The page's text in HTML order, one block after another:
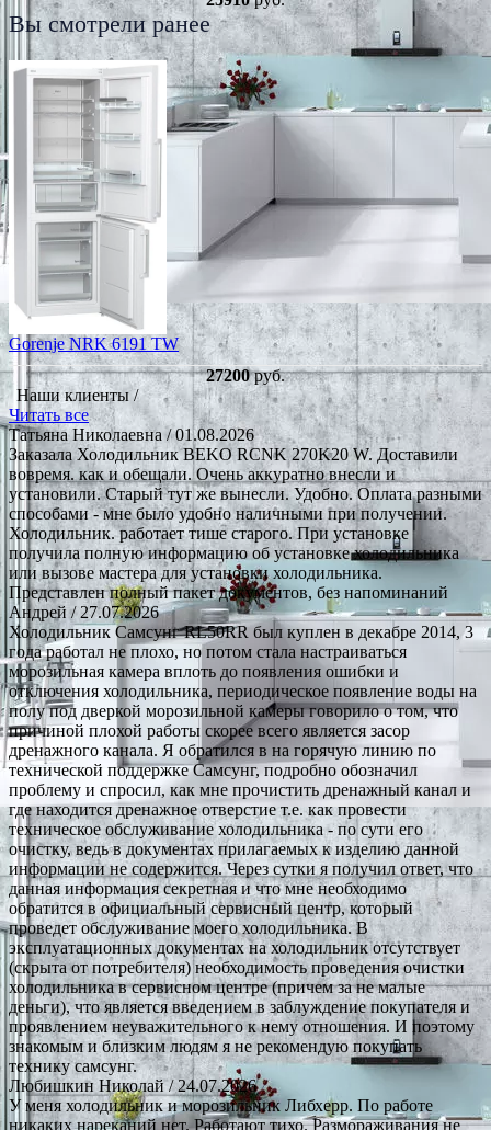
Вы смотрели ранее
Gorenje NRK 6191 TW
27200руб.
Наши клиенты /
Читать все
Татьяна Николаевна / 01.08.2026
Заказала Холодильник BEKO RCNK 270K20 W. Доставили
вовремя. как и обещали. Очень аккуратно внесли и
установили. Старый тут же вынесли. Удобно. Оплата разными
способами - мне было удобно наличными при получении.
Холодильник. работает тише старого. При установке
получила полную информацию об установке холодильника
или вызове мастера для установки холодильника.
Представлен полный пакет документов, без напоминаний
Андрей/ 27.07.2026
Холодильник Самсунг RL50RR был куплен в декабре 2014, 3
года работал не плохо, но потом стала настраиваться
морозильная камера вплоть до появления ошибки и
отключения холодильника, периодическое появление воды на
полу под дверкой морозильной камеры говорило о том, что
причиной плохой работы скорее всего является засор
дренажного канала. Я обратился в на горячую линию по
технической поддержке Самсунг, подробно обозначил
проблему и спросил, как мне прочистить дренажный канал и
где находится дренажное отверстие т.е. как провести
техническое обслуживание холодильника - по сути его
очистку, ведь в документах прилагаемых к изделию данной
информации не содержится. Через сутки я получил ответ, что
данная информация секретная и что мне необходимо
обратится в официальный сервисный центр, который
проведет обслуживание моего холодильника. В
эксплуатационных документах на холодильник отсутствует
(скрыта от потребителя) необходимость проведения очистки
холодильника в сервисном центре (причем за не малые
деньги), что является введением в заблуждение покупателя и
проявлением неуважительного к нему отношения. И поэтому
знакомым и близким людям я не рекомендую покупать
технику самсунг.
Любишкин Николай/ 24.07.2026
У меня холодильник и морозильник Либхерр. По работе
никаких нареканий нет. Работают тихо. Размораживания не